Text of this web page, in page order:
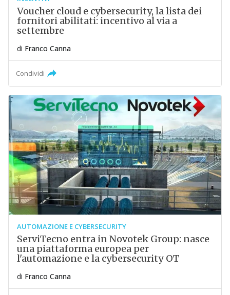
Voucher cloud e cybersecurity, la lista dei
fornitori abilitati: incentivo al via a
settembre
di Franco Canna
Condividi
AUTOMAZIONE E CYBERSECURITY
ServiTecno entra in Novotek Group: nasce
una piattaforma europea per
l'automazione e la cybersecurity OT
di Franco Canna